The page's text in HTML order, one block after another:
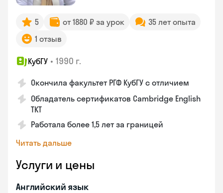
5 от 1880 ₽ за урок
35 лет опыта
1 отзыв
КубГУ • 1990 г.
Окончила факультет РГФ КубГУ с отличием
Обладатель сертификатов Cambridge English
TKT
Работала более 1,5 лет за границей
Читать дальше
Услуги и цены
Английский язык